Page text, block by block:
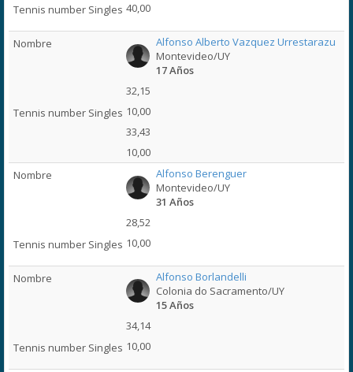
40,00
Alfonso Alberto Vazquez Urrestarazu
Montevideo/UY
17 Años
32,15
10,00
33,43
10,00
Alfonso Berenguer
Montevideo/UY
31 Años
28,52
10,00
Alfonso Borlandelli
Colonia do Sacramento/UY
15 Años
34,14
10,00